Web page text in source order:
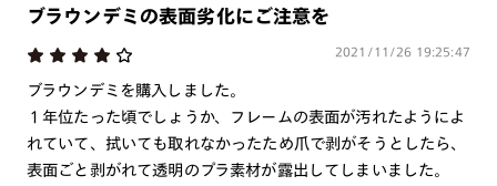
ブラウンデミの表面劣化にご注意を
2021/11/26 19:25:47
ブラウンデミを購入しました。
１年位たった頃でしょうか、フレームの表面が汚れたようによ
れていて、拭いても取れなかったため爪で剥がそうとしたら、
表面ごと剥がれて透明のプラ素材が露出してしまいました。